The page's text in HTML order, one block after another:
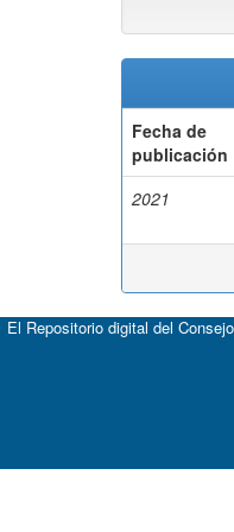
Fecha de
publicación
2021
El Repositorio digital del